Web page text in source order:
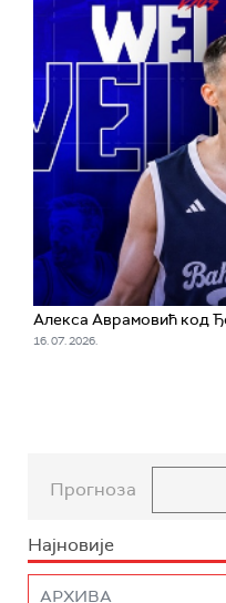
Алекса Аврамовић код
16. 07. 2026.
Прогноза
Најновије